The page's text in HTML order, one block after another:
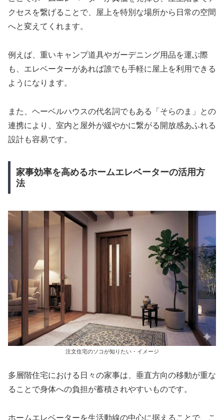
クセスを繋げることで、屋上を特別な場所から日常の空間
へと変えてくれます。
例えば、重いキャンプ道具やガーデニング用品を運ぶ際
も、エレベーターがあれば誰でも手軽に屋上を利用できる
ようになります。
また、ヘーベルハウスの代名詞でもある「そらのま」との
連携により、室内と屋外が緩やかに繋がる開放感あふれる
設計も容易です。
家事効率を高めるホームエレベーターの活用方
法
注文住宅のソコが知りたい・イメージ
多層階住宅における日々の家事は、垂直方向の移動が重な
ることで身体への負担が蓄積されやすいものです。
ホームエレベーターを生活動線の中心に据えることで、こ